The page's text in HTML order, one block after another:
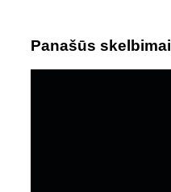
Panašūs skelbimai